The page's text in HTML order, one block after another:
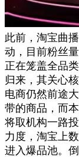
此前，淘宝曲
动，目前粉丝
正在笼盖全品
归来，其关心
电商仍然前途
带的商品，而
将取机构一路
力度，淘宝上
进入爆品池。